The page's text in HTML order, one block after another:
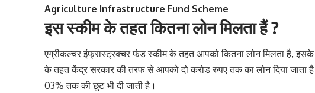
Agriculture Infrastructure Fund Scheme
इस स्कीम के तहत कितना लोन मिलता हैं ?
एग्रीकल्चर इंफ्रास्ट्रक्चर फंड स्कीम के तहत आपको कितना लोन मिलता है,
के तहत केंद्र सरकार की तरफ से आपको दो करोड रुपए तक का लोन दिया
03% तक की छूट भी दी जाती है।